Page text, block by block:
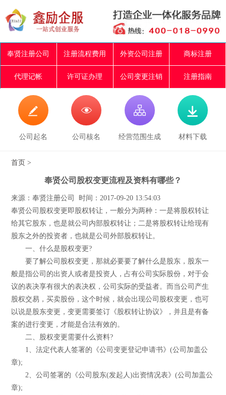
奉贤注册公司 注册流程费用 外资公司注册 商标注册
代理记帐 许可证办理 公司变更注销 注册指南

公司起名

公司核名

经营范围生成

材料下载
首页 >
奉贤公司股权变更流程及资料有哪些？
来源：奉贤注册公司 时间：2017-09-20 13:54:03
奉贤公司股权变更即股权转让，一般分为两种：一是将股权转让
给其它股东，也是就公司内部股权转让；二是将股权转让给现有
股东之外的投资者，也就是公司外部股权转让。
一、什么是股权变更?
要了解公司股权变更，那就必要要了解什么是股东，股东一
般是指公司的出资人或者是投资人，占有公司实际股份，对于会
议的表决享有很大的表决权，公司实际的受益者。而当公司产生
股权交易，买卖股份，这个时候，就会出现公司股权变更，也可
以说是股东变更，变更需要签订《股权转让协议》，并且是有备
案的进行变更，才能是合法有效的。
二、股权变更需要什么资料?
1、法定代表人签署的《公司变更登记申请书》(公司加盖公
章);
2、公司签署的《公司股东(发起人)出资情况表》(公司加盖公
章);